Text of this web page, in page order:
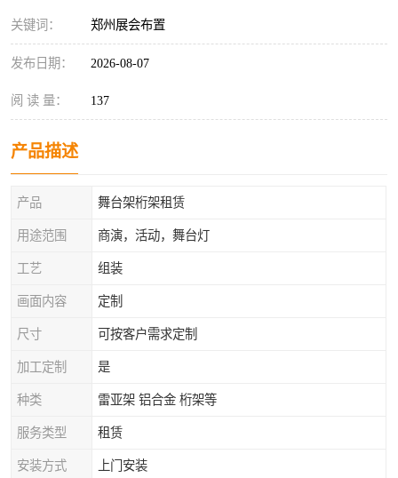
关键词： 郑州展会布置
发布日期： 2026-08-07
阅 读 量： 137
产品描述
产品 舞台架桁架租赁
用途范围 商演，活动，舞台灯
工艺 组装
画面内容 定制
尺寸 可按客户需求定制
加工定制 是
种类 雷亚架 铝合金 桁架等
服务类型 租赁
安装方式 上门安装